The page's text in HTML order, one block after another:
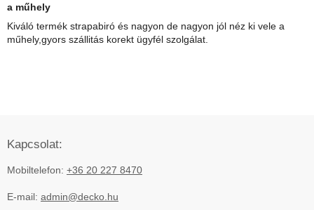
a műhely
Kiváló termék strapabiró és nagyon de nagyon jól néz ki vele a
műhely,gyors szállitás korekt ügyfél szolgálat.
Kapcsolat:
Mobiltelefon: +36 20 227 8470
E-mail: admin@decko.hu